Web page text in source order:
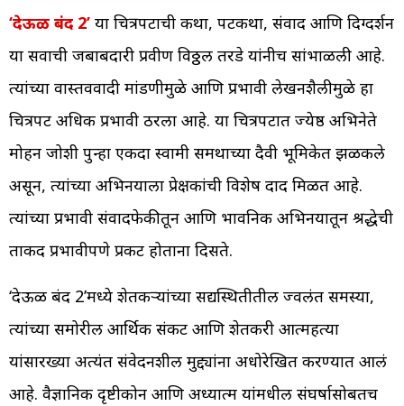
‘देऊळ बंद 2’ या चित्रपटाची कथा, पटकथा, संवाद आणि दिग्दर्शन
या सर्वांची जबाबदारी प्रवीण विठ्ठल तरडे यांनीच सांभाळली आहे.
त्यांच्या वास्तववादी मांडणीमुळे आणि प्रभावी लेखनशैलीमुळे हा
चित्रपट अधिक प्रभावी ठरला आहे. या चित्रपटात ज्येष्ठ अभिनेते
मोहन जोशी पुन्हा एकदा स्वामी समर्थांच्या दैवी भूमिकेत झळकले
असून, त्यांच्या अभिनयाला प्रेक्षकांची विशेष दाद मिळत आहे.
त्यांच्या प्रभावी संवादफेकीतून आणि भावनिक अभिनयातून श्रद्धेची
ताकद प्रभावीपणे प्रकट होताना दिसते.
‘देऊळ बंद 2’मध्ये शेतकऱ्यांच्या सद्यस्थितीतील ज्वलंत समस्या,
त्यांच्या समोरील आर्थिक संकट आणि शेतकरी आत्महत्या
यांसारख्या अत्यंत संवेदनशील मुद्द्यांना अधोरेखित करण्यात आलं
आहे. वैज्ञानिक दृष्टीकोन आणि अध्यात्म यांमधील संघर्षासोबतच